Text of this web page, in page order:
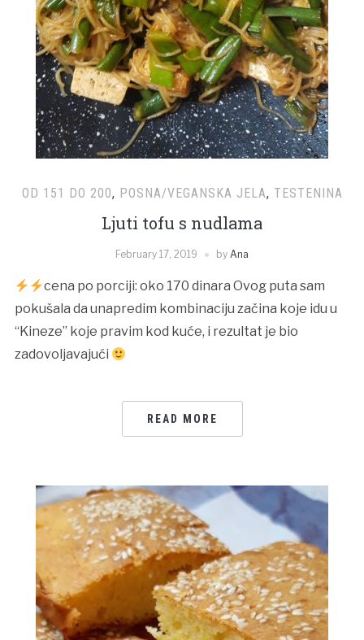
OD 151 DO 200, POSNA/VEGANSKA JELA, TESTENINA
Ljuti tofu s nudlama
February 17, 2019 by Ana
cena po porciji: oko 170 dinara Ovog puta sam
pokušala da unapredim kombinaciju začina koje idu u
“Kineze” koje pravim kod kuće, i rezultat je bio
zadovoljavajući
READ MORE